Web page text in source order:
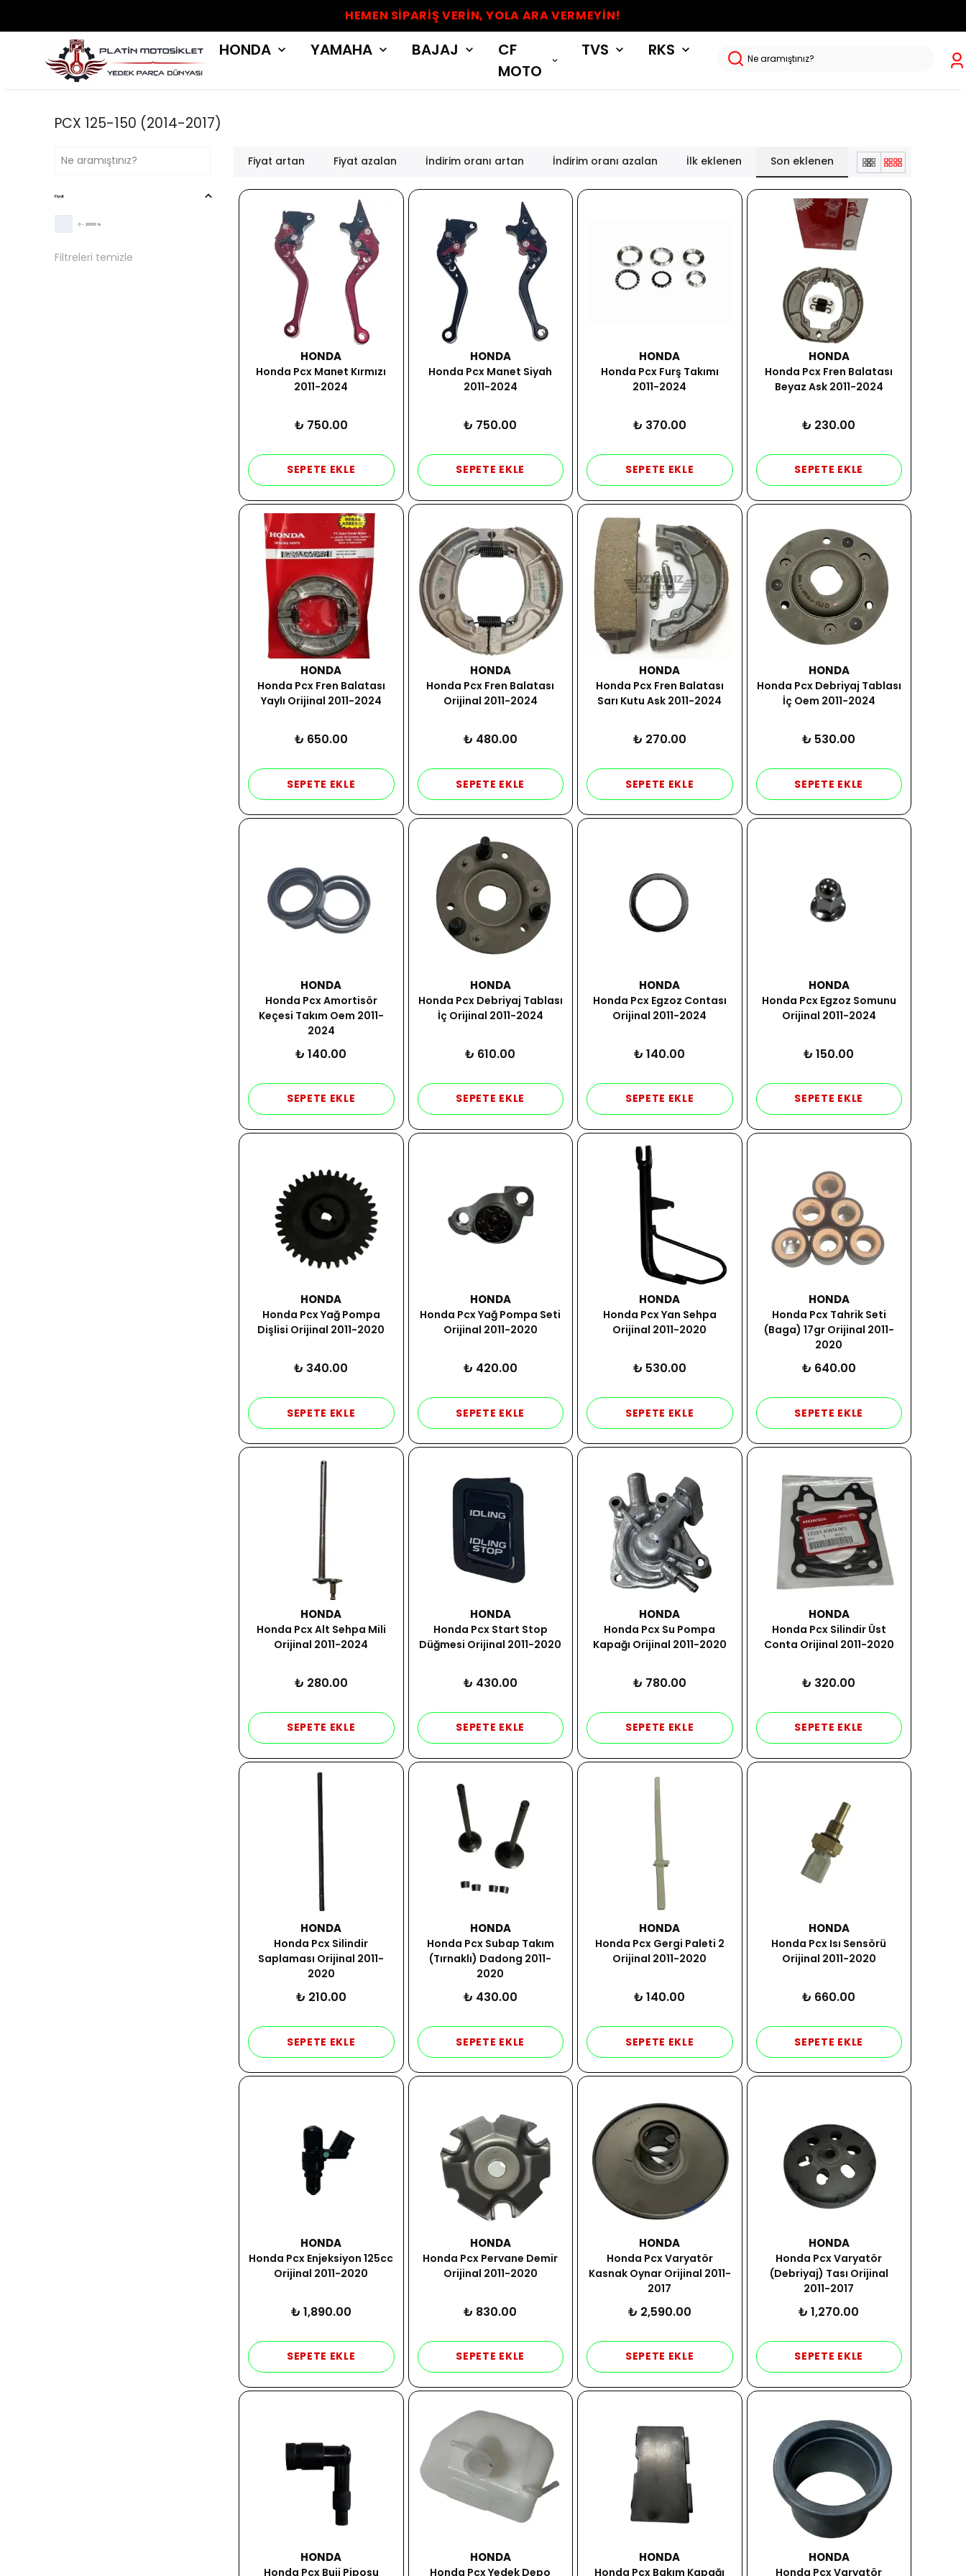
HEMEN SİPARİŞ VERİN, YOLA ARA VERMEYİN!
HONDA YAMAHA BAJAJ
CF
MOTO
TVS RKS
PCX 125-150 (2014-2017)
Fiyat artan Fiyat azalan İndirim oranı artan İndirim oranı azalan İlk eklenen Son eklenen
Fiyat
0 - 20000 ₺
Filtreleri temizle
HONDA
Honda Pcx Manet Kırmızı
2011-2024
₺ 750.00
SEPETE EKLE
HONDA
Honda Pcx Manet Siyah
2011-2024
₺ 750.00
SEPETE EKLE
HONDA
Honda Pcx Furş Takımı
2011-2024
₺ 370.00
SEPETE EKLE
HONDA
Honda Pcx Fren Balatası
Beyaz Ask 2011-2024
₺ 230.00
SEPETE EKLE
HONDA
Honda Pcx Fren Balatası
Yaylı Orijinal 2011-2024
₺ 650.00
SEPETE EKLE
HONDA
Honda Pcx Fren Balatası
Orijinal 2011-2024
₺ 480.00
SEPETE EKLE
HONDA
Honda Pcx Fren Balatası
Sarı Kutu Ask 2011-2024
₺ 270.00
SEPETE EKLE
HONDA
Honda Pcx Debriyaj Tablası
İç Oem 2011-2024
₺ 530.00
SEPETE EKLE
HONDA
Honda Pcx Amortisör
Keçesi Takım Oem 2011-
2024
₺ 140.00
SEPETE EKLE
HONDA
Honda Pcx Debriyaj Tablası
İç Orijinal 2011-2024
₺ 610.00
SEPETE EKLE
HONDA
Honda Pcx Egzoz Contası
Orijinal 2011-2024
₺ 140.00
SEPETE EKLE
HONDA
Honda Pcx Egzoz Somunu
Orijinal 2011-2024
₺ 150.00
SEPETE EKLE
HONDA
Honda Pcx Yağ Pompa
Dişlisi Orijinal 2011-2020
₺ 340.00
SEPETE EKLE
HONDA
Honda Pcx Yağ Pompa Seti
Orijinal 2011-2020
₺ 420.00
SEPETE EKLE
HONDA
Honda Pcx Yan Sehpa
Orijinal 2011-2020
₺ 530.00
SEPETE EKLE
HONDA
Honda Pcx Tahrik Seti
(Baga) 17gr Orijinal 2011-
2020
₺ 640.00
SEPETE EKLE
HONDA
Honda Pcx Alt Sehpa Mili
Orijinal 2011-2024
₺ 280.00
SEPETE EKLE
HONDA
Honda Pcx Start Stop
Düğmesi Orijinal 2011-2020
₺ 430.00
SEPETE EKLE
HONDA
Honda Pcx Su Pompa
Kapağı Orijinal 2011-2020
₺ 780.00
SEPETE EKLE
HONDA
Honda Pcx Silindir Üst
Conta Orijinal 2011-2020
₺ 320.00
SEPETE EKLE
HONDA
Honda Pcx Silindir
Saplaması Orijinal 2011-
2020
₺ 210.00
SEPETE EKLE
HONDA
Honda Pcx Subap Takım
(Tırnaklı) Dadong 2011-
2020
₺ 430.00
SEPETE EKLE
HONDA
Honda Pcx Gergi Paleti 2
Orijinal 2011-2020
₺ 140.00
SEPETE EKLE
HONDA
Honda Pcx Isı Sensörü
Orijinal 2011-2020
₺ 660.00
SEPETE EKLE
HONDA
Honda Pcx Enjeksiyon 125cc
Orijinal 2011-2020
₺ 1,890.00
SEPETE EKLE
HONDA
Honda Pcx Pervane Demir
Orijinal 2011-2020
₺ 830.00
SEPETE EKLE
HONDA
Honda Pcx Varyatör
Kasnak Oynar Orijinal 2011-
2017
₺ 2,590.00
SEPETE EKLE
HONDA
Honda Pcx Varyatör
(Debriyaj) Tası Orijinal
2011-2017
₺ 1,270.00
SEPETE EKLE
HONDA
Honda Pcx Buji Piposu
HONDA
Honda Pcx Yedek Depo
HONDA
Honda Pcx Bakım Kapağı
HONDA
Honda Pcx Varyatör